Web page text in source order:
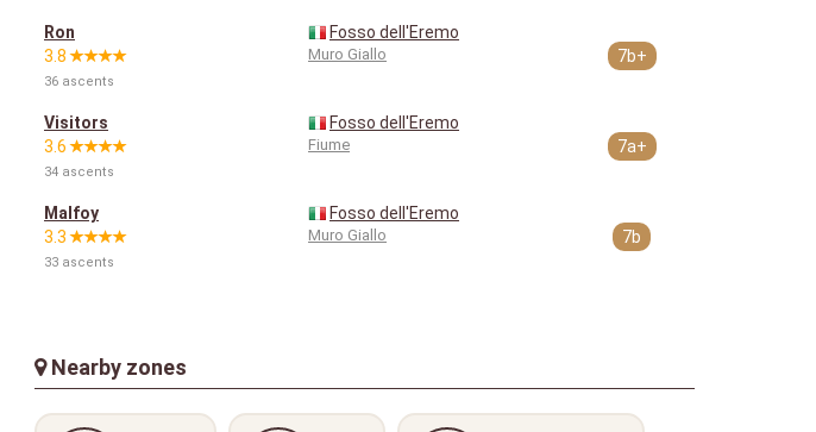
Ron
3.8
36 ascents
Fosso dell'Eremo
Muro Giallo 7b+
Visitors
3.6
34 ascents
Fosso dell'Eremo
Fiume 7a+
Malfoy
3.3
33 ascents
Fosso dell'Eremo
Muro Giallo 7b
Nearby zones